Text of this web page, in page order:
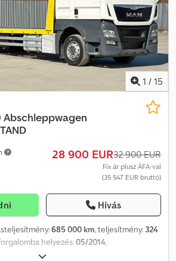
500 kg TELJES TÖMEG: 26 000 kg
cm GUMI MÉRET: 315/80R22,5 FUTÓMŰ:
LÉGRUGÓ TELEFON: KUBA – lengyel,
– lengyel, német, olasz, ... LASZLO –
(Román nyelven elintézzük az exporttal
beleértve a szükséges
– ... : 6699 Dksdpfx Aezp A R Usmbsr
1 / 15
Abschleppwagen
28 900 EUR32 900 EUR
Fix ár plusz ÁFA-val
(35 547 EUR bruttó)
Hívás
685 000 km, teljesítmény: 324
helyezés:05/2014,
, össztömeg: